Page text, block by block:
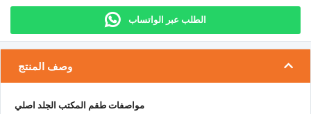
الطلب عبر الواتساب
وصف المنتج
مواصفات طقم المكتب الجلد اصلي